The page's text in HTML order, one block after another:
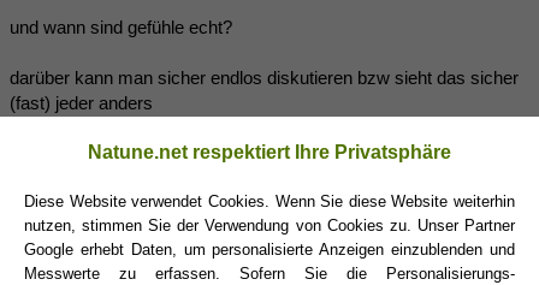
und wann sind gefühle echt?
darüber kann man sicher endlos diskutieren bzw sieht das sicher
(fast) jeder anders
was für den einen gefühle sind empfindet der andere oft mal
(03.02.2020 20:51)
Graf Wasserrutsche
Natune.net respektiert Ihre Privatsphäre
Diese Website verwendet Cookies. Wenn Sie diese Website weiterhin
nutzen, stimmen Sie der Verwendung von Cookies zu. Unser Partner
Google erhebt Daten, um personalisierte Anzeigen einzublenden und
Messwerte zu erfassen. Sofern Sie die Personalisierungs-